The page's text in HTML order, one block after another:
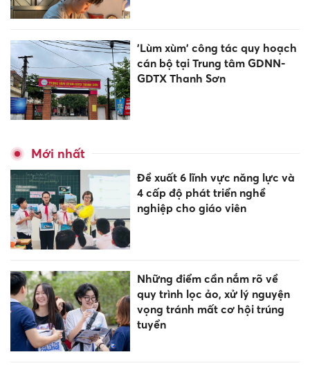
'Lùm xùm' công tác quy hoạch
cán bộ tại Trung tâm GDNN-
GDTX Thanh Sơn
Mới nhất
Đề xuất 6 lĩnh vực năng lực và
4 cấp độ phát triển nghề
nghiệp cho giáo viên
Những điểm cần nắm rõ về
quy trình lọc ảo, xử lý nguyện
vọng tránh mất cơ hội trúng
tuyển